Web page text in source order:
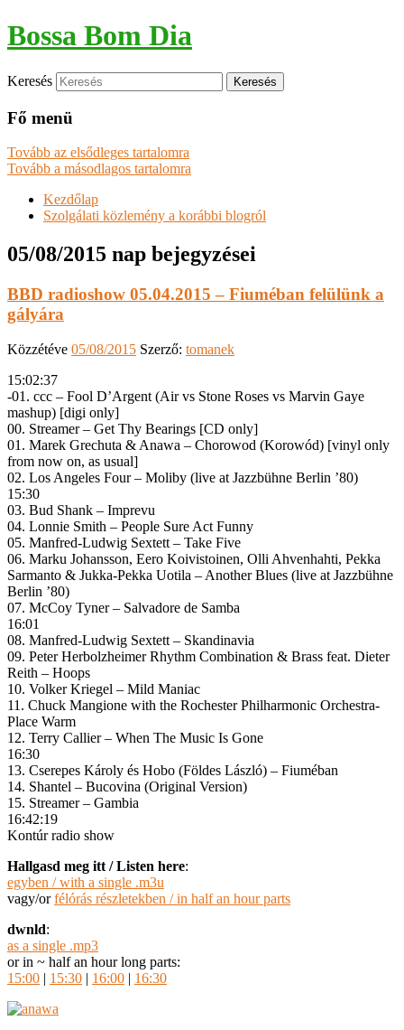
Bossa Bom Dia
Keresés
Fő menü
Tovább az elsődleges tartalomra
Tovább a másodlagos tartalomra
Kezdőlap
Szolgálati közlemény a korábbi blogról
05/08/2015 nap bejegyzései
BBD radioshow 05.04.2015 – Fiuméban felülünk a
gályára
Közzétéve 05/08/2015 Szerző: tomanek
15:02:37
-01. ccc – Fool D’Argent (Air vs Stone Roses vs Marvin Gaye
mashup) [digi only]
00. Streamer – Get Thy Bearings [CD only]
01. Marek Grechuta & Anawa – Chorowod (Korowód) [vinyl only
from now on, as usual]
02. Los Angeles Four – Moliby (live at Jazzbühne Berlin ’80)
15:30
03. Bud Shank – Imprevu
04. Lonnie Smith – People Sure Act Funny
05. Manfred-Ludwig Sextett – Take Five
06. Marku Johansson, Eero Koivistoinen, Olli Ahvenhahti, Pekka
Sarmanto & Jukka-Pekka Uotila – Another Blues (live at Jazzbühne
Berlin ’80)
07. McCoy Tyner – Salvadore de Samba
16:01
08. Manfred-Ludwig Sextett – Skandinavia
09. Peter Herbolzheimer Rhythm Combination & Brass feat. Dieter
Reith – Hoops
10. Volker Kriegel – Mild Maniac
11. Chuck Mangione with the Rochester Philharmonic Orchestra-
Place Warm
12. Terry Callier – When The Music Is Gone
16:30
13. Cserepes Károly és Hobo (Földes László) – Fiuméban
14. Shantel – Bucovina (Original Version)
15. Streamer – Gambia
16:42:19
Kontúr radio show
Hallgasd meg itt / Listen here:
egyben / with a single .m3u
vagy/orfélórás részletekben / in half an hour parts
dwnld:
as a single .mp3
or in ~ half an hour long parts:
15:00 | 15:30 | 16:00 | 16:30